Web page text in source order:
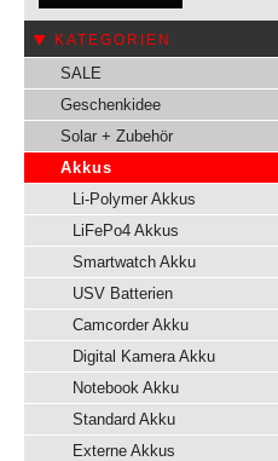
KATEGORIEN
SALE
Geschenkidee
Solar + Zubehör
Akkus
Li-Polymer Akkus
LiFePo4 Akkus
Smartwatch Akku
USV Batterien
Camcorder Akku
Digital Kamera Akku
Notebook Akku
Standard Akku
Externe Akkus